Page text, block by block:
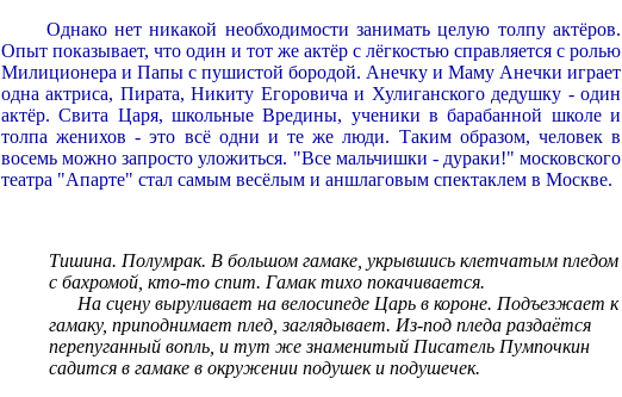
Однако нет никакой необходимости занимать целую толпу актёров.
Опыт показывает, что один и тот же актёр с лёгкостью справляется с ролью
Милиционера и Папы с пушистой бородой. Анечку и Маму Анечки играет
одна актриса, Пирата, Никиту Егоровича и Хулиганского дедушку - один
актёр. Свита Царя, школьные Вредины, ученики в барабанной школе и
толпа женихов - это всё одни и те же люди. Таким образом, человек в
восемь можно запросто уложиться. "Все мальчишки - дураки!" московского
театра "Апарте" стал самым весёлым и аншлаговым спектаклем в Москве.
Тишина. Полумрак. В большом гамаке, укрывшись клетчатым пледом
с бахромой, кто-то спит. Гамак тихо покачивается.
На сцену выруливает на велосипеде Царь в короне. Подъезжает к
гамаку, приподнимает плед, заглядывает. Из-под пледа раздаётся
перепуганный вопль, и тут же знаменитый Писатель Пумпочкин
садится в гамаке в окружении подушек и подушечек.